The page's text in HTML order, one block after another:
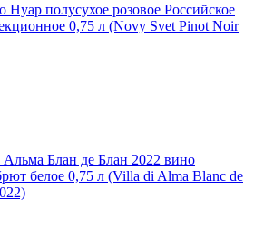
полусухое розовое Российское
0,75 л (Novy Svet Pinot Noir